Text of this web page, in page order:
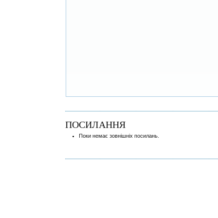
ПОСИЛАННЯ
Поки немає зовнішніх посилань.